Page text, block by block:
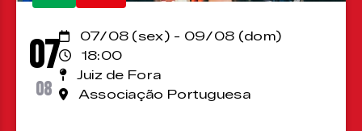
07
08
07/08 (sex) - 09/08 (dom)
18:00
Juiz de Fora
Associação Portuguesa